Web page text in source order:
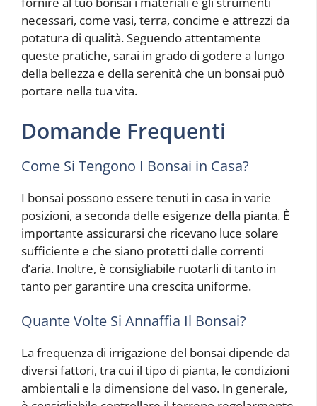
necessari, come vasi, terra, concime e attrezzi da
potatura di qualità. Seguendo attentamente
queste pratiche, sarai in grado di godere a lungo
della bellezza e della serenità che un bonsai può
portare nella tua vita.
Domande Frequenti
Come Si Tengono I Bonsai in Casa?
I bonsai possono essere tenuti in casa in varie
posizioni, a seconda delle esigenze della pianta. È
importante assicurarsi che ricevano luce solare
sufficiente e che siano protetti dalle correnti
d’aria. Inoltre, è consigliabile ruotarli di tanto in
tanto per garantire una crescita uniforme.
Quante Volte Si Annaffia Il Bonsai?
La frequenza di irrigazione del bonsai dipende da
diversi fattori, tra cui il tipo di pianta, le condizioni
ambientali e la dimensione del vaso. In generale,